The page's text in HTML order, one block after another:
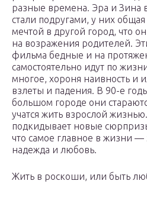
разные времена. Эра и Зина
стали подругами, у них
мечтой в другой город, что
на возражения родителей.
фильма бедные и на
самостоятельно идут по
многое, хороня наивность и
взлеты и падения. В 90-е
большом городе они
учатся жить взрослой
подкидывает новые
что самое главное в жизни —
надежда и любовь.
Жить в роскоши, или быть